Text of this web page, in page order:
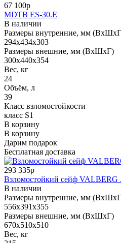
67 100р
MDTB ES-30.Е
В наличии
Размеры внутренние, мм
294x434x303
Размеры внешние, мм (ВхШхГ)
300x440x354
Вес, кг
24
Объём, л
39
Класс взломостойкости
класс S1
В корзину
В корзину
Дарим подарок
Бесплатная доставка
293 335р
Взломостойкий сейф
В наличии
Размеры внутренние, мм
556x391x355
Размеры внешние, мм (ВхШхГ)
670x510x510
Вес, кг